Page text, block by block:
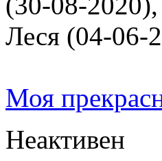
Леся (04-06-
Моя
Неактивен